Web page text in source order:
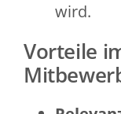
wird.
Vorteile